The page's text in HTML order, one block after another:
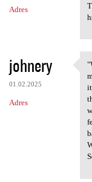
Adres
johnery
01.02.2025
Adres